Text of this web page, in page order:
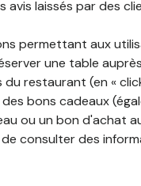
avis laissés par des
permettant aux
une table
restaurant (en «
bons cadeaux
ou un bon d'achat
consulter des